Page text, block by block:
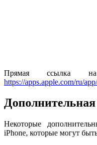
Прямая ссылка на
https://apps.apple.com/ru/
Некоторые
iPhone, которые могут